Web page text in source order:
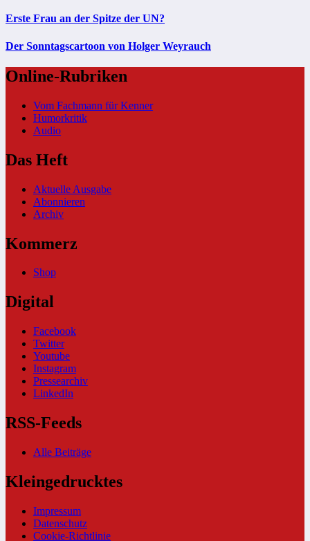
Erste Frau an der Spitze der UN?
Der Sonntagscartoon von Holger Weyrauch
Online-Rubriken
Vom Fachmann für Kenner
Humorkritik
Audio
Das Heft
Aktuelle Ausgabe
Abonnieren
Archiv
Kommerz
Shop
Digital
Facebook
Twitter
Youtube
Instagram
Pressearchiv
LinkedIn
RSS-Feeds
Alle Beiträge
Kleingedrucktes
Impressum
Datenschutz
Cookie-Richtlinie